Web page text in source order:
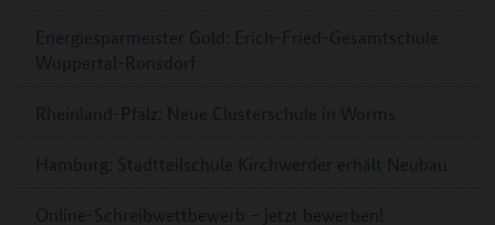
Energiesparmeister Gold: Erich-Fried-Gesamtschule
Wuppertal-Ronsdorf
Rheinland-Pfalz: Neue Clusterschule in Worms
Hamburg: Stadtteilschule Kirchwerder erhält Neubau
Online-Schreibwettbewerb – jetzt bewerben!